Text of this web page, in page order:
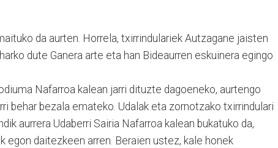
da aurten. Horrela, txirrindulariek Autzagane jaisten
dute Ganera arte eta han Bideaurren eskuinera egingo
Nafarroa kalean jarri dituzte dagoeneko, aurtengo
behar bezala emateko. Udalak eta zornotzako txirrindulari
aurrera Udaberri Sairia Nafarroa kalean bukatuko da,
egon daitezkeen arren. Beraien ustez, kale honek